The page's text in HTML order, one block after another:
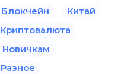
Блокчейн
Китай
Криптовалюта
Новичкам
Разное